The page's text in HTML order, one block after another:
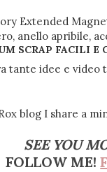
Extended
anello apribile,
SCRAP FACILI E
tante idee e video
blog I share a
SEE YOU
FOLLOW ME!